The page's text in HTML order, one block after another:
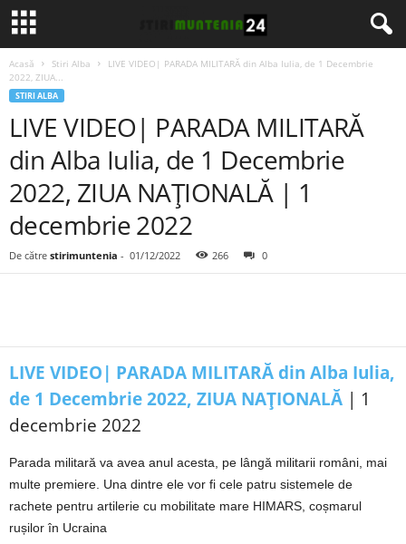
Acasă Stiri Alba
LIVE VIDEO| PARADA MILITARĂ din Alba Iulia, de 1 Decembrie
2022, ZIUA...
STIRI ALBA
LIVE VIDEO| PARADA MILITARĂ
din Alba Iulia, de 1 Decembrie
2022, ZIUA NAȚIONALĂ | 1
decembrie 2022
De către stirimuntenia - 01/12/2022 266 0
LIVE VIDEO| PARADA MILITARĂ din Alba Iulia,
de 1 Decembrie 2022, ZIUA NAȚIONALĂ | 1
decembrie 2022
Parada militară va avea anul acesta, pe lângă militarii români, mai
multe premiere. Una dintre ele vor fi cele patru sistemele de
rachete pentru artilerie cu mobilitate mare HIMARS, coșmarul
rușilor în Ucraina